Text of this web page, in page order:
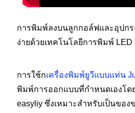
การพิมพ์ลงบนลูกกอล์ฟและอุปก
ง่ายด้วยเทคโนโลยีการพิมพ์ LED
การใช้กเครื่องพิมพ์ยูวีแบบแท่น
พิมพ์การออกแบบที่กำหนดเองโด
easyliy ซึ่งเหมาะสำหรับเป็นขอ